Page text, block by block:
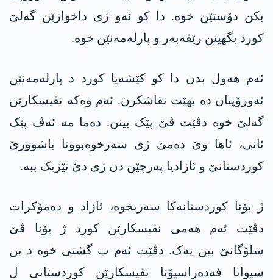
بکن دۆستێن خوە. دا کو ئەو ژی داخوازێن گەلێ
کورد بگهینن رێڤەبەر و پارلەمەنێن خوە.
ئەم ھەول بدن دا کو کێشەیا کورد د پارلەمەنێن
ئەورۆپیان دە بهێت نقاشکرن. ئەم وەکە نڤیسکارێن
گەلێ خوە دڤێت ڤێ پێک بینن. دەما مە ئەڤ پێک
ئانی، ئاھا وێ دەمێ ژی سەرخوەبوونا باشوورێ
کوردستانێ و ئازادیا پەرچێن دن ژی دێ نێزیک ببە.
ژ بۆنا کوردستانەکا سەربخوە، ئازاد و دەمۆکرات
دڤێت ئەم ھەمی نڤیسکارێن کورد ژ بۆنا ڤێ
سلۆگانێ ببن یەک. دڤێت ئەم ب گشتی خوە د بن
سیوانا فەدەراسیۆنا نڤیسکارێن کوردستانی ل